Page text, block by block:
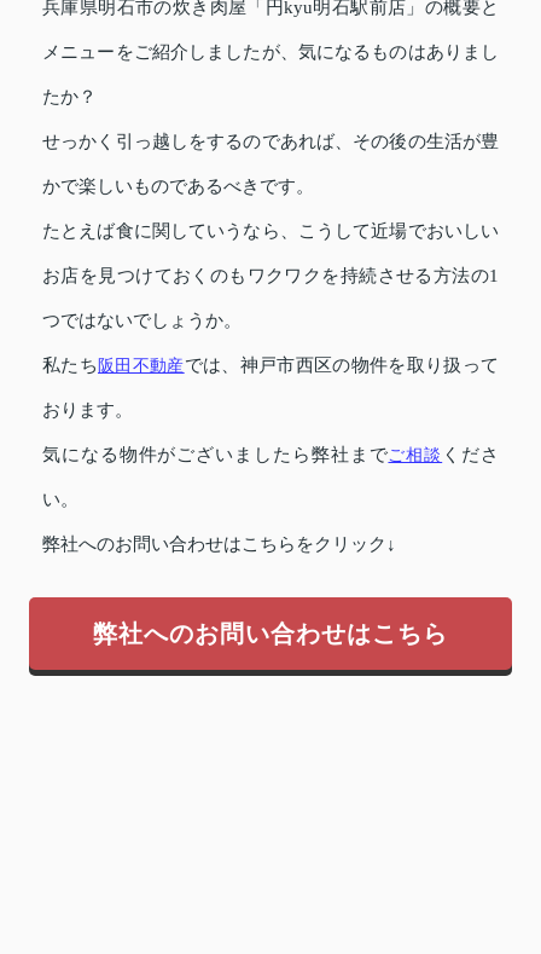
兵庫県明石市の炊き肉屋「円kyu明石駅前店」の概要と
メニューをご紹介しましたが、気になるものはありまし
たか？
せっかく引っ越しをするのであれば、その後の生活が豊
かで楽しいものであるべきです。
たとえば食に関していうなら、こうして近場でおいしい
お店を見つけておくのもワクワクを持続させる方法の1
つではないでしょうか。
私たち 阪田不動産では、神戸市西区の物件を取り扱って
おります。
気になる物件がございましたら弊社までご相談 くださ
い。
弊社へのお問い合わせはこちらをクリック↓
弊社へのお問い合わせはこちら